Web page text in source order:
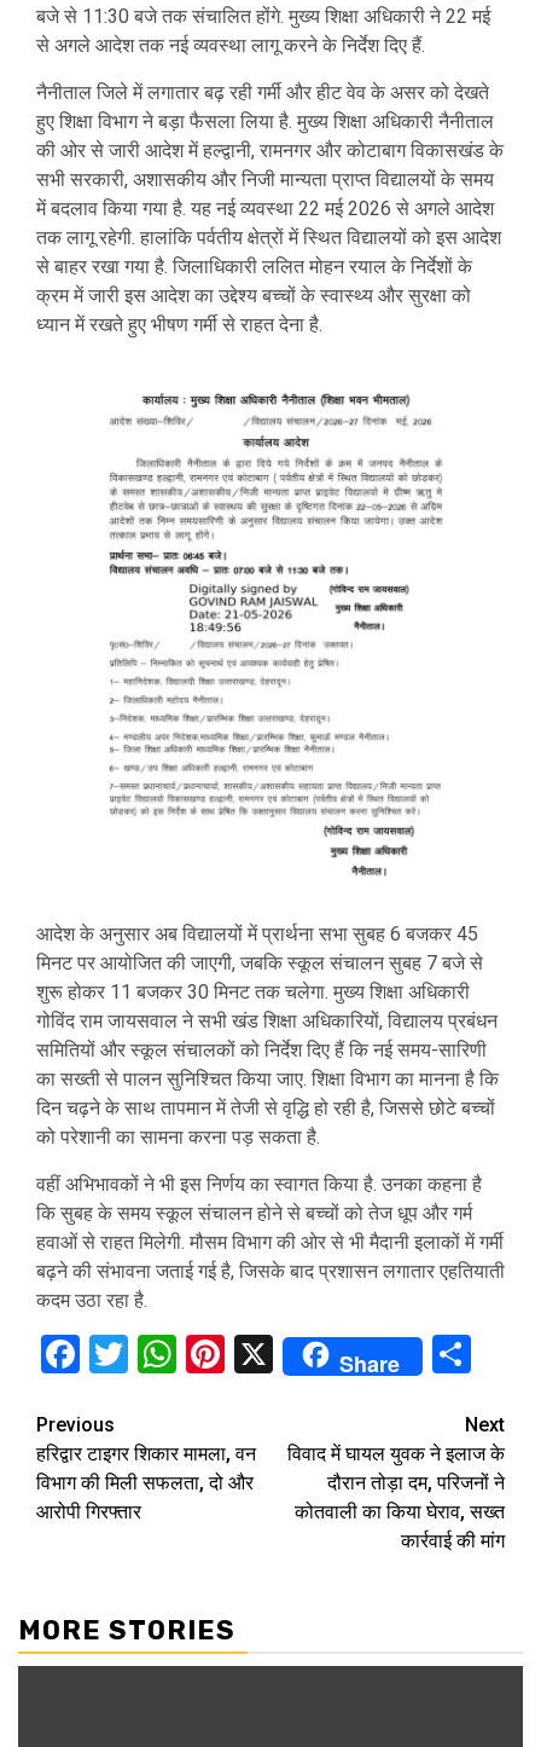
बजे से 11:30 बजे तक संचालित होंगे. मुख्य शिक्षा अधिकारी ने 22 मई
से अगले आदेश तक नई व्यवस्था लागू करने के निर्देश दिए हैं.
नैनीताल जिले में लगातार बढ़ रही गर्मी और हीट वेव के असर को देखते
हुए शिक्षा विभाग ने बड़ा फैसला लिया है. मुख्य शिक्षा अधिकारी नैनीताल
की ओर से जारी आदेश में हल्द्वानी, रामनगर और कोटाबाग विकासखंड के
सभी सरकारी, अशासकीय और निजी मान्यता प्राप्त विद्यालयों के समय
में बदलाव किया गया है. यह नई व्यवस्था 22 मई 2026 से अगले आदेश
तक लागू रहेगी. हालांकि पर्वतीय क्षेत्रों में स्थित विद्यालयों को इस आदेश
से बाहर रखा गया है. जिलाधिकारी ललित मोहन रयाल के निर्देशों के
क्रम में जारी इस आदेश का उद्देश्य बच्चों के स्वास्थ्य और सुरक्षा को
ध्यान में रखते हुए भीषण गर्मी से राहत देना है.
आदेश के अनुसार अब विद्यालयों में प्रार्थना सभा सुबह 6 बजकर 45
मिनट पर आयोजित की जाएगी, जबकि स्कूल संचालन सुबह 7 बजे से
शुरू होकर 11 बजकर 30 मिनट तक चलेगा. मुख्य शिक्षा अधिकारी
गोविंद राम जायसवाल ने सभी खंड शिक्षा अधिकारियों, विद्यालय प्रबंधन
समितियों और स्कूल संचालकों को निर्देश दिए हैं कि नई समय-सारिणी
का सख्ती से पालन सुनिश्चित किया जाए. शिक्षा विभाग का मानना है कि
दिन चढ़ने के साथ तापमान में तेजी से वृद्धि हो रही है, जिससे छोटे बच्चों
को परेशानी का सामना करना पड़ सकता है.
वहीं अभिभावकों ने भी इस निर्णय का स्वागत किया है. उनका कहना है
कि सुबह के समय स्कूल संचालन होने से बच्चों को तेज धूप और गर्म
हवाओं से राहत मिलेगी. मौसम विभाग की ओर से भी मैदानी इलाकों में गर्मी
बढ़ने की संभावना जताई गई है, जिसके बाद प्रशासन लगातार एहतियाती
कदम उठा रहा है.
Facebook
Twitter
WhatsApp
Pinterest
X Share
Continue
Reading
Previous
हरिद्वार टाइगर शिकार मामला, वन
विभाग की मिली सफलता, दो और
आरोपी गिरफ्तार
Next
विवाद में घायल युवक ने इलाज के
दौरान तोड़ा दम, परिजनों ने
कोतवाली का किया घेराव, सख्त
कार्रवाई की मांग
MORE STORIES